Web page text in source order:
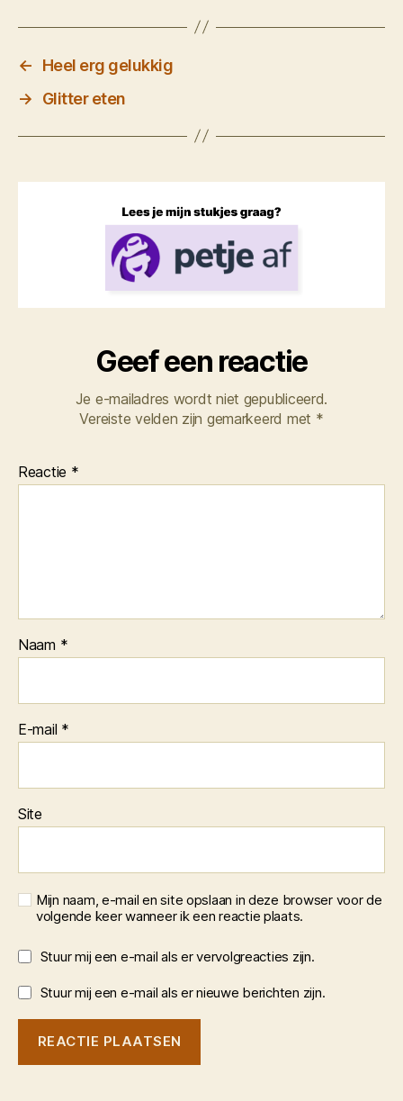
←
Heel erg gelukkig
→
Glitter eten
Geef een reactie
Je e-mailadres wordt niet gepubliceerd.
Vereiste velden zijn gemarkeerd met *
Reactie *
Naam *
E-mail *
Site
Mijn naam, e-mail en site opslaan in deze browser voor de
volgende keer wanneer ik een reactie plaats.
Stuur mij een e-mail als er vervolgreacties zijn.
Stuur mij een e-mail als er nieuwe berichten zijn.